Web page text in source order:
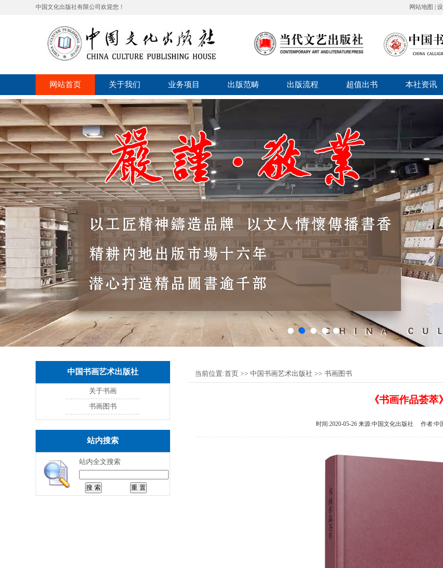
中国文化出版社有限公司欢迎您！ 网站地图
网站首页 关于我们 业务项目 出版范畴 出版流程 超值出书 本社资讯
中国书画艺术出版社
关于书画
书画图书
站内搜索
站内全文搜索
当前位置:首页 >> 中国书画艺术出版社 >> 书画图书
《书画作品荟萃
时间:2020-05-26 来源:中国文化出版社 作者: